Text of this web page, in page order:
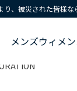
り、被災された皆様
メンズウィメ